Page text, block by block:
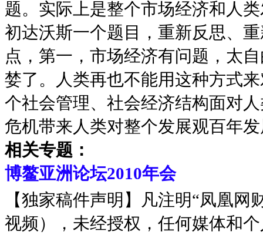
题。实际上是整个市场经济和人
初达沃斯一个题目，重新反思、
点，第一，市场经济有问题，太
婪了。人类再也不能用这种方式
个社会管理、社会经济结构面对
危机带来人类对整个发展观百年
相关专题：
博鳌亚洲论坛2010年会
【独家稿件声明】凡注明“凤凰
视频），未经授权，任何媒体和